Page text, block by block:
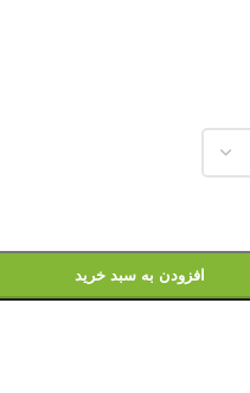
افزودن به سبد خرید